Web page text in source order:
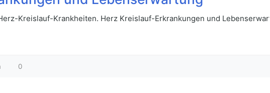
Kreislauf-Krankheiten. Herz Kreislauf-Erkrankungen und
0